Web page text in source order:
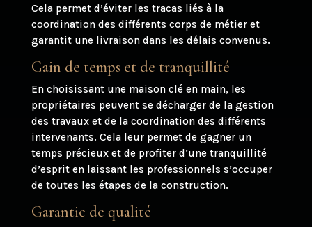
Cela permet d’éviter les tracas liés à la
coordination des différents corps de métier et
garantit une livraison dans les délais convenus.
Gain de temps et de tranquillité
En choisissant une maison clé en main, les
propriétaires peuvent se décharger de la gestion
des travaux et de la coordination des différents
intervenants. Cela leur permet de gagner un
temps précieux et de profiter d’une tranquillité
d’esprit en laissant les professionnels s’occuper
de toutes les étapes de la construction.
Garantie de qualité